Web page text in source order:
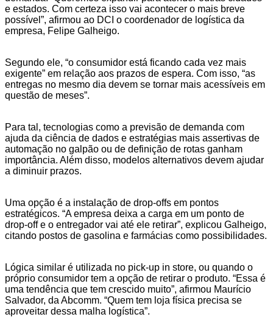
e estados. Com certeza isso vai acontecer o mais breve
possível”, afirmou ao DCI o coordenador de logística da
empresa, Felipe Galheigo.
Segundo ele, “o consumidor está ficando cada vez mais
exigente” em relação aos prazos de espera. Com isso, “as
entregas no mesmo dia devem se tornar mais acessíveis em
questão de meses”.
Para tal, tecnologias como a previsão de demanda com
ajuda da ciência de dados e estratégias mais assertivas de
automação no galpão ou de definição de rotas ganham
importância. Além disso, modelos alternativos devem ajudar
a diminuir prazos.
Uma opção é a instalação de drop-offs em pontos
estratégicos. “A empresa deixa a carga em um ponto de
drop-off e o entregador vai até ele retirar”, explicou Galheigo,
citando postos de gasolina e farmácias como possibilidades.
Lógica similar é utilizada no pick-up in store, ou quando o
próprio consumidor tem a opção de retirar o produto. “Essa é
uma tendência que tem crescido muito”, afirmou Maurício
Salvador, da Abcomm. “Quem tem loja física precisa se
aproveitar dessa malha logística”.